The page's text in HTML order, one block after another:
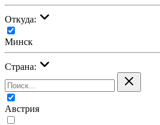
Откуда:
Минск
Страна:
Австрия